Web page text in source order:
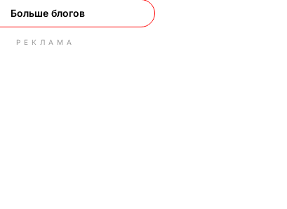
Больше блогов
РЕКЛАМА